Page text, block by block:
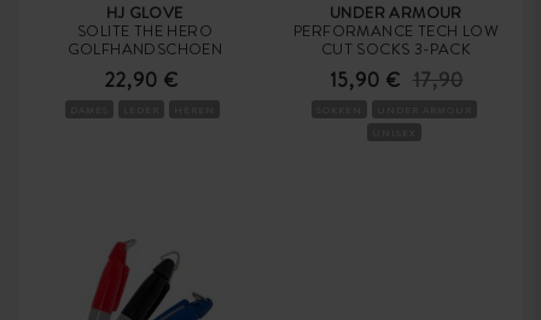
HJ GLOVE
SOLITE THE HERO
GOLFHANDSCHOEN
22,90 €
UNDER ARMOUR
PERFORMANCE TECH LOW
CUT SOCKS 3-PACK
15,90 € 17,90